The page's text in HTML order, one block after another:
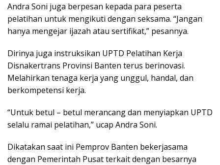
Andra Soni juga berpesan kepada para peserta
pelatihan untuk mengikuti dengan seksama. “Jangan
hanya mengejar ijazah atau sertifikat,” pesannya.
Dirinya juga instruksikan UPTD Pelatihan Kerja
Disnakertrans Provinsi Banten terus berinovasi.
Melahirkan tenaga kerja yang unggul, handal, dan
berkompetensi kerja.
“Untuk betul – betul merancang dan menyiapkan UPTD
selalu ramai pelatihan,” ucap Andra Soni.
Dikatakan saat ini Pemprov Banten bekerjasama
dengan Pemerintah Pusat terkait dengan besarnya